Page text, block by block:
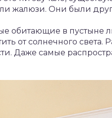
жалюзи. Они были
обитающие в пустыне
от солнечного
Даже самые